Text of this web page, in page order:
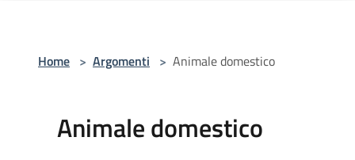
Home > Argomenti > Animale domestico
Animale domestico